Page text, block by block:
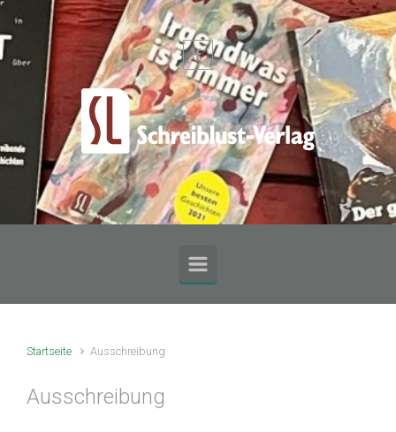
Zum Hauptinhalt springen
Startseite Ausschreibung
Ausschreibung